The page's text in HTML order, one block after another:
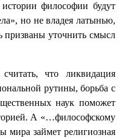
философии будут
но не владея латынью,
призваны уточнить смысл
что ликвидация
рутины, борьба с
наук поможет
А «…философскому
мира займет религиозная